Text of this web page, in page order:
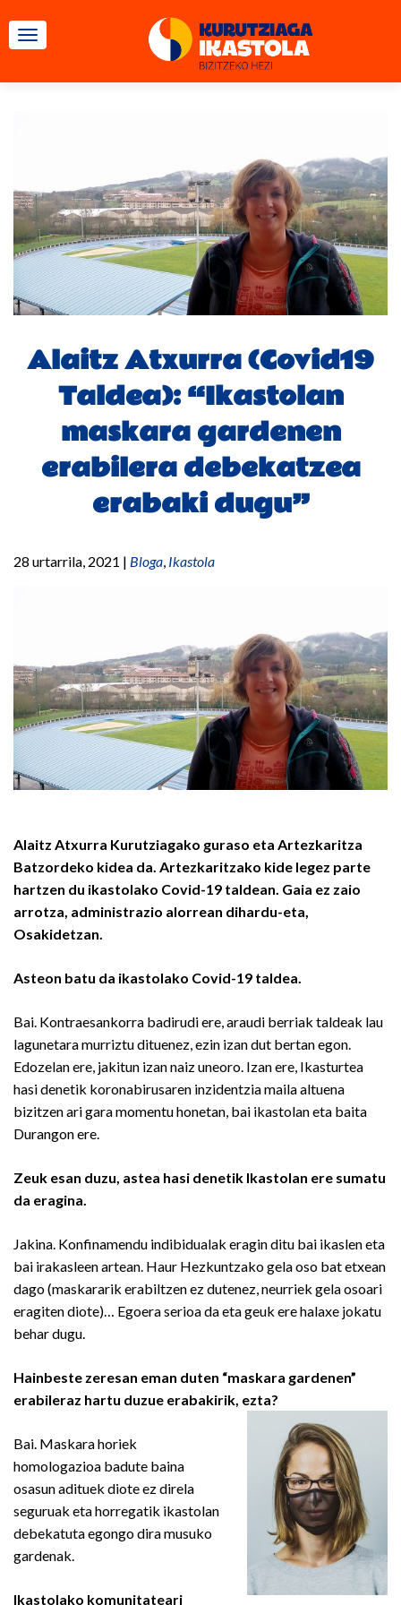
TOGGLE NAVIGATION
Alaitz Atxurra (Covid19
Taldea): “Ikastolan
maskara gardenen
erabilera debekatzea
erabaki dugu”
28 urtarrila, 2021 | Bloga, Ikastola
Alaitz Atxurra Kurutziagako guraso eta Artezkaritza
Batzordeko kidea da. Artezkaritzako kide legez parte
hartzen du ikastolako Covid-19 taldean. Gaia ez zaio
arrotza, administrazio alorrean dihardu-eta,
Osakidetzan.
Asteon batu da ikastolako Covid-19 taldea.
Bai. Kontraesankorra badirudi ere, araudi berriak taldeak lau
lagunetara murriztu dituenez, ezin izan dut bertan egon.
Edozelan ere, jakitun izan naiz uneoro. Izan ere, Ikasturtea
hasi denetik koronabirusaren inzidentzia maila altuena
bizitzen ari gara momentu honetan, bai ikastolan eta baita
Durangon ere.
Zeuk esan duzu, astea hasi denetik Ikastolan ere sumatu
da eragina.
Jakina. Konfinamendu indibidualak eragin ditu bai ikaslen eta
bai irakasleen artean. Haur Hezkuntzako gela oso bat etxean
dago (maskararik erabiltzen ez dutenez, neurriek gela osoari
eragiten diote)… Egoera serioa da eta geuk ere halaxe jokatu
behar dugu.
Hainbeste zeresan eman duten “maskara gardenen”
erabileraz hartu duzue erabakirik, ezta?
Bai. Maskara horiek
homologazioa badute baina
osasun adituek diote ez direla
seguruak eta horregatik ikastolan
debekatuta egongo dira musuko
gardenak.
Ikastolako komunitateari